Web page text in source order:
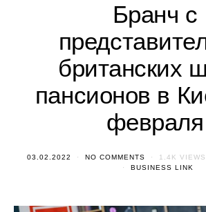
Бранч с
британских
пансионов в
февраля
03.02.2022 NO COMMENTS 1.4K VIEWS
BUSINESS LINK